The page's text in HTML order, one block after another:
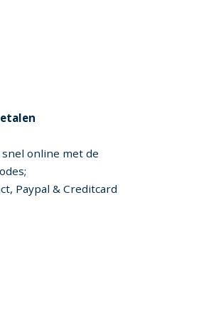
online met de
Paypal & Creditcard